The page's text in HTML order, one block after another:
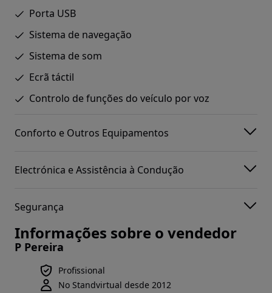
Porta USB
Sistema de navegação
Sistema de som
Ecrã táctil
Controlo de funções do veículo por voz
Conforto e Outros Equipamentos
Electrónica e Assistência à Condução
Segurança
Informações sobre o vendedor
P Pereira
Profissional
No Standvirtual desde 2012